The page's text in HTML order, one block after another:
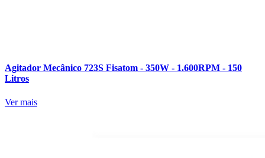
Agitador Mecânico 723S Fisatom - 350W - 1.600RPM - 150
Litros
Ver mais